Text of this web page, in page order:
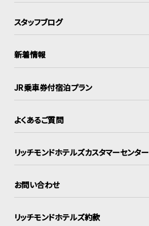
スタッフブログ
新着情報
JR乗車券付宿泊プラン
よくあるご質問
リッチモンドホテルズカスタマーセンター
お問い合わせ
リッチモンドホテルズ約款